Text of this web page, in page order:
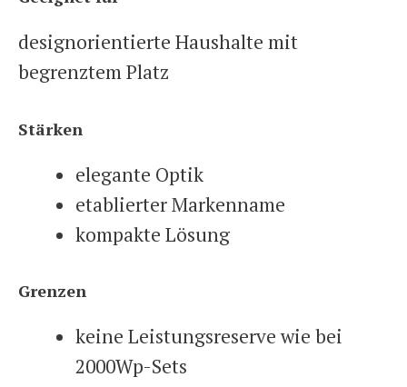
designorientierte Haushalte mit
begrenztem Platz
Stärken
elegante Optik
etablierter Markenname
kompakte Lösung
Grenzen
keine Leistungsreserve wie bei
2000Wp-Sets